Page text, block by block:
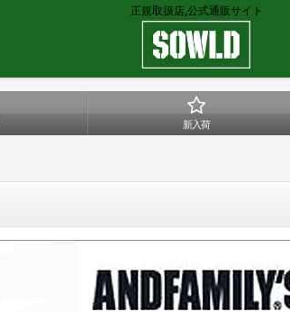
正規取扱店,公式通販サイト
新入荷